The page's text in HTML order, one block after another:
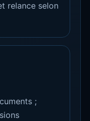
relance selon
;